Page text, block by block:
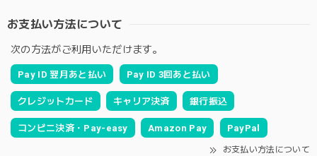
お支払い方法について
次の方法がご利用いただけます。
Pay ID 翌月あと払い Pay ID 3回あと払い
クレジットカード キャリア決済 銀行振込
コンビニ決済・Pay-easy Amazon Pay PayPal
お支払い方法について